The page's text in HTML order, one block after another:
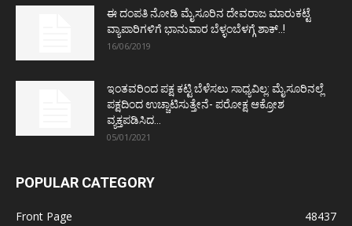
ಈ ದಂಪತಿ ನೋಡಿ ಮೈಸೂರಿನ ದೇವರಾಜ ಮಾರುಕಟ್ಟೆ
ವ್ಯಾಪಾರಿಗಳಿಗೆ ಭಾನುವಾರ ಬೆಳ್ಳಂಬೆಳಗ್ಗೆ ಶಾಕ್..!
16/06/2019
ಇಂತವರಿಂದ ಪಕ್ಷ ಕಟ್ಟಿ ಬೆಳೆಸಲು ಸಾಧ್ಯವಿಲ್ಲ: ಮೈಸೂರಿನಲ್ಲೆ
ಪಕ್ಷದಿಂದ ಉಚ್ಚಾಟಿಸುತ್ತೇನೆ- ಪರೋಕ್ಷ ಆಕ್ರೋಶ
ವ್ಯಕ್ತಪಡಿಸಿದ...
05/01/2021
POPULAR CATEGORY
Front Page
48437